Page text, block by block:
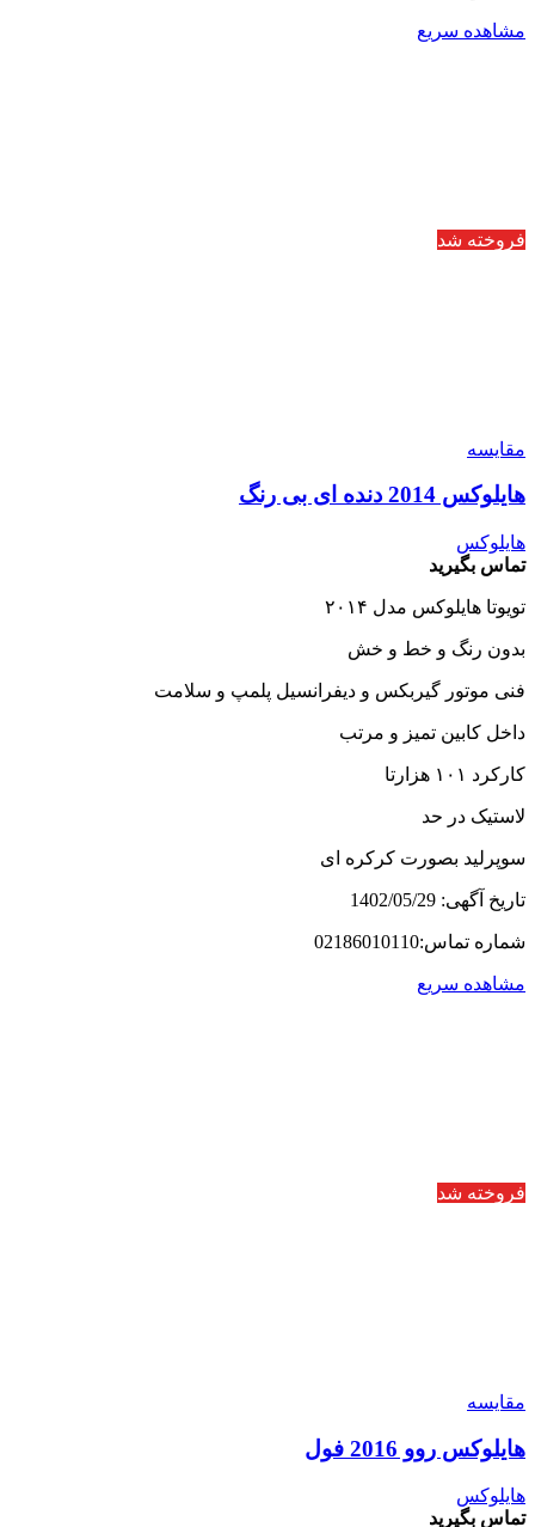
مشاهده سریع
فروخته شد
مقایسه
هایلوکس 2014 دنده ای بی رنگ
هایلوکس
تماس بگیرید
تویوتا هایلوکس مدل ۲۰۱۴
بدون رنگ و خط و خش
فنی موتور گیربکس و دیفرانسیل پلمپ و سلامت
داخل کابین تمیز و مرتب
کارکرد ۱۰۱ هزارتا
لاستیک در حد
سوپرلید بصورت کرکره ای
تاریخ آگهی: 1402/05/29
شماره تماس:02186010110
مشاهده سریع
فروخته شد
مقایسه
هایلوکس روو 2016 فول
هایلوکس
تماس بگیرید